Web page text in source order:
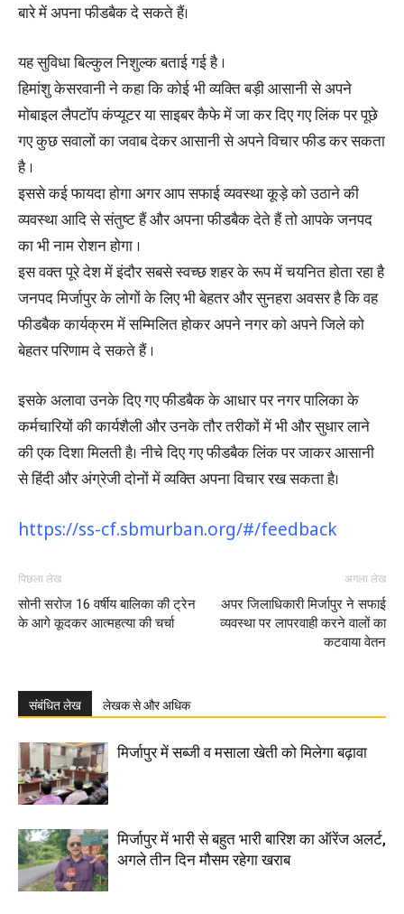
बारे में अपना फीडबैक दे सकते हैं।
यह सुविधा बिल्कुल निशुल्क बताई गई है ।
हिमांशु केसरवानी ने कहा कि कोई भी व्यक्ति बड़ी आसानी से अपने
मोबाइल लैपटॉप कंप्यूटर या साइबर कैफे में जा कर दिए गए लिंक पर पूछे
गए कुछ सवालों का जवाब देकर आसानी से अपने विचार फीड कर सकता
है ।
इससे कई फायदा होगा अगर आप सफाई व्यवस्था कूड़े को उठाने की
व्यवस्था आदि से संतुष्ट हैं और अपना फीडबैक देते हैं तो आपके जनपद
का भी नाम रोशन होगा ।
इस वक्त पूरे देश में इंदौर सबसे स्वच्छ शहर के रूप में चयनित होता रहा है
जनपद मिर्जापुर के लोगों के लिए भी बेहतर और सुनहरा अवसर है कि वह
फीडबैक कार्यक्रम में सम्मिलित होकर अपने नगर को अपने जिले को
बेहतर परिणाम दे सकते हैं ।
इसके अलावा उनके दिए गए फीडबैक के आधार पर नगर पालिका के
कर्मचारियों की कार्यशैली और उनके तौर तरीकों में भी और सुधार लाने
की एक दिशा मिलती है। नीचे दिए गए फीडबैक लिंक पर जाकर आसानी
से हिंदी और अंग्रेजी दोनों में व्यक्ति अपना विचार रख सकता है।
https://ss-cf.sbmurban.org/#/feedback
पिछला लेख
सोनी सरोज 16 वर्षीय बालिका की ट्रेन
के आगे कूदकर आत्महत्या की चर्चा
अगला लेख
अपर जिलाधिकारी मिर्जापुर ने सफाई
व्यवस्था पर लापरवाही करने वालों का
कटवाया वेतन
संबंधित लेख लेखक से और अधिक
मिर्जापुर में सब्जी व मसाला खेती को मिलेगा बढ़ावा
मिर्जापुर में भारी से बहुत भारी बारिश का ऑरेंज अलर्ट,
अगले तीन दिन मौसम रहेगा खराब